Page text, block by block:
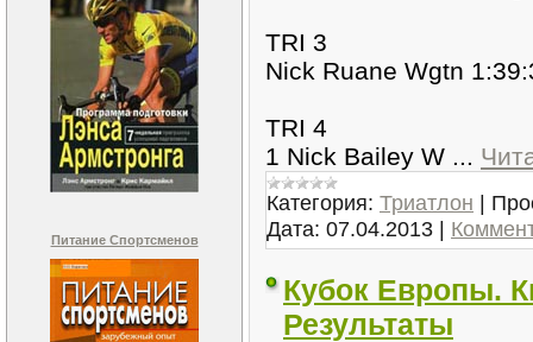
Питание Спортсменов
TRI 3
Nick Ruane Wgtn
TRI 4
1 Nick Bailey W ...
Категория: Триатлон |
Дата: 07.04.2013 |
Кубок Европы.
Результаты